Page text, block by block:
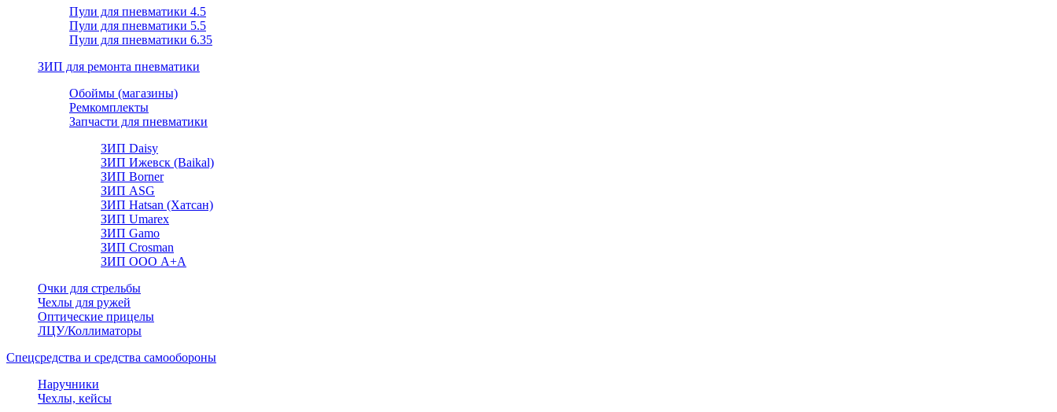
Пули для пневматики 4.5
Пули для пневматики 5.5
Пули для пневматики 6.35
ЗИП для ремонта пневматики
Обоймы (магазины)
Ремкомплекты
Запчасти для пневматики
ЗИП Daisy
ЗИП Ижевск (Baikal)
ЗИП Borner
ЗИП ASG
ЗИП Hatsan (Хатсан)
ЗИП Umarex
ЗИП Gamo
ЗИП Crosman
ЗИП ООО А+А
Очки для стрельбы
Чехлы для ружей
Оптические прицелы
ЛЦУ/Коллиматоры
Спецсредства и средства самообороны
Наручники
Чехлы, кейсы